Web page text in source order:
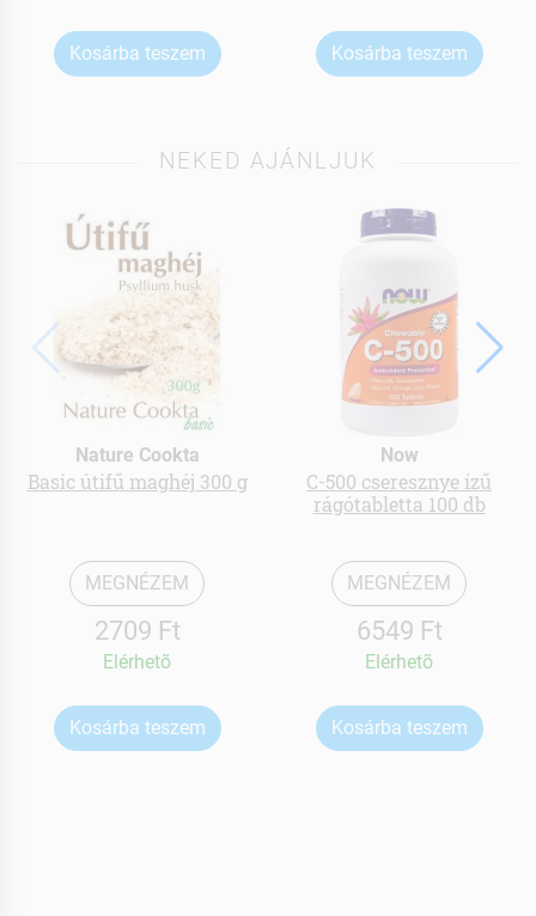
Kosárba teszem Kosárba teszem
NEKED AJÁNLJUK
Nature Cookta
Basic útifű maghéj 300 g
MEGNÉZEM
2709 Ft
Elérhetõ
Kosárba teszem
Now
C-500 cseresznye ízű
rágótabletta 100 db
MEGNÉZEM
6549 Ft
Elérhetõ
Kosárba teszem